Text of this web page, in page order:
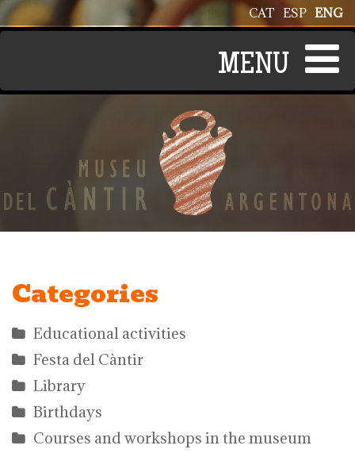
Skip to main content ENG
ESP
CAT
Categories
Educational activities
Festa del Càntir
Library
Birthdays
Courses and workshops in the museum